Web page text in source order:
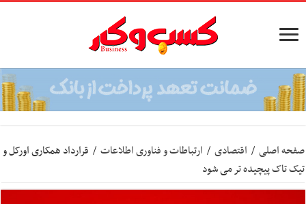
صفحه اصلی / اقتصادی / ارتباطات و فناوری اطلاعات / قرارداد همکاری اورکل و
تیک تاک پیچیده تر می شود